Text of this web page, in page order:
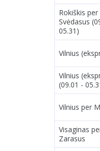
Rokiškis per
Svėdasus
05.31)
Vilnius
Vilnius
(09.01 -
Vilnius per
Visaginas
Zarasus